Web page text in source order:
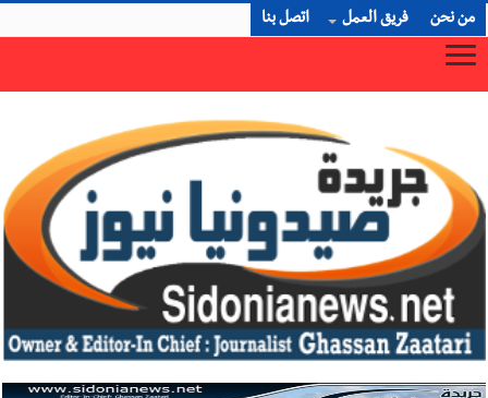
من نحن فريق العمل اتصل بنا